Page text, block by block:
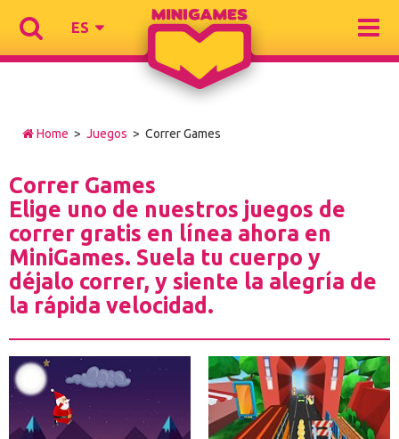
ES
Home > Juegos > Correr Games
Correr Games
Elige uno de nuestros juegos de
correr gratis en línea ahora en
MiniGames. Suela tu cuerpo y
déjalo correr, y siente la alegría de
la rápida velocidad.